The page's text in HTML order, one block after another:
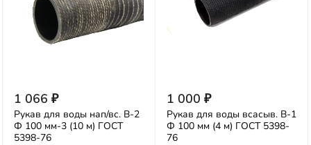
1 066 ₽
Рукав для воды нап/вс. В-2
Ф 100 мм-3 (10 м) ГОСТ
5398-76
1 000 ₽
Рукав для воды всасыв. В-1
Ф 100 мм (4 м) ГОСТ 5398-
76